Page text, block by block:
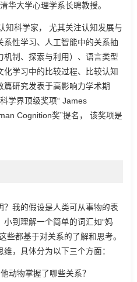
华大学心理学系长聘教授。
知科学家， 尤其关注认知发展与
性学习、人工智能中的关系抽
机制、探索与利用）、语言类型
学习中的比较过程、比较认知
研究发表于高影响力学术期
学界顶级奖项“ James
Cognition奖”提名， 该奖项是
？我的假设是人类可从事物的表
到理解一个简单的词汇如“妈
些都基于对关系的了解和思考。
，具体分为以下三个方面：
动物掌握了哪些关系？